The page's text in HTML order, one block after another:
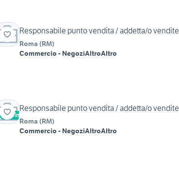
Responsabile punto vendita / addetta/o vendite
Roma (RM)
Commercio - NegoziAltroAltro
Vetrina
Responsabile punto vendita / addetta/o vendite
Roma (RM)
Commercio - NegoziAltroAltro